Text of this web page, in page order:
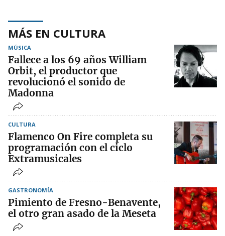
MÁS EN CULTURA
MÚSICA
Fallece a los 69 años William
Orbit, el productor que
revolucionó el sonido de
Madonna
CULTURA
Flamenco On Fire completa su
programación con el ciclo
Extramusicales
GASTRONOMÍA
Pimiento de Fresno-Benavente,
el otro gran asado de la Meseta